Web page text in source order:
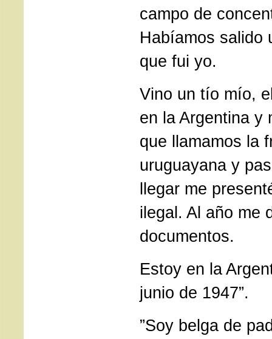
campo de
Habíamos salido
que fui yo.
Vino un tío mío,
en la Argentina y
que llamamos la
uruguayana y
llegar me
ilegal. Al año me
documentos.
Estoy en la
junio de 1947”.
”Soy belga de